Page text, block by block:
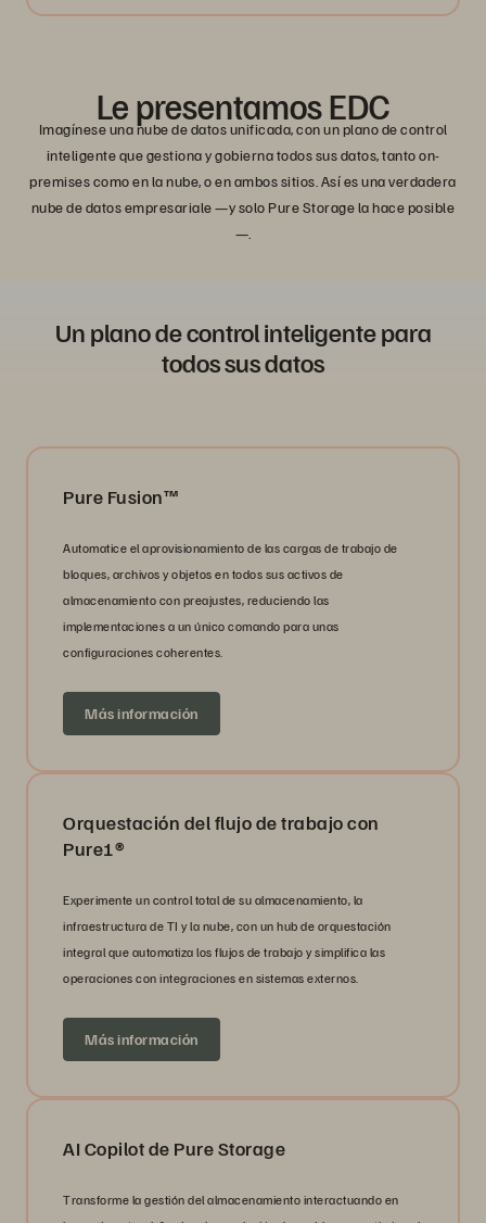
Le presentamosEDC
Imagínese una nube de datos unificada, con un plano de control
inteligente que gestiona y gobierna todos sus datos, tanto on-
premises como en la nube, o en ambos sitios. Así es una verdadera
nube de datos empresariale —y solo Pure Storage la hace posible
—.
Un plano de control inteligente para
todos sus datos
Pure Fusion™
Automatice el aprovisionamiento de las cargas de trabajo de
bloques, archivos y objetos en todos sus activos de
almacenamiento con preajustes, reduciendo las
implementaciones a un único comando para unas
configuraciones coherentes.
Más información
Orquestación del flujo de trabajo con
Pure1®
Experimente un control total de su almacenamiento, la
infraestructura de TI y la nube, con un hub de orquestación
integral que automatiza los flujos de trabajo y simplifica las
operaciones con integraciones en sistemas externos.
Más información
AI Copilot de Pure Storage
Transforme la gestión del almacenamiento interactuando en